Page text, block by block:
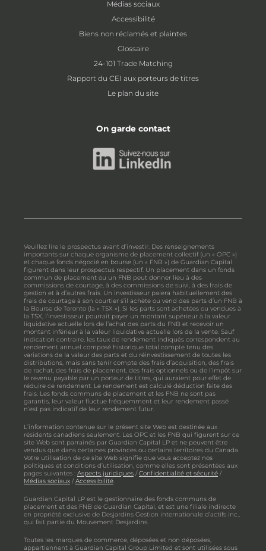
Médias sociaux
Accessibilité
Biens non réclamés et plaintes
Glossaire
24-101 Trade Matching
Rapport du CEI aux porteurs de titres
Le plan du site
On garde contact
Veuillez lire le prospectus avant d’investir. Des renseignements
importants sur chaque organisme de placement collectif (un « OPC »)
et chaque fonds négocié en bourse (un « FNB ») de Guardian Capital
figurent dans leur prospectus respectif. Un placement dans un fonds
commun de placement ou un FNB peut donner lieu à des
commissions de courtage, à des commissions de suivi, à des frais de
gestion et à d’autres frais. Un investisseur paiera habituellement des
frais de courtage à son courtier s’il achète ou vend des parts d’un FNB à
la Bourse de Toronto (la « TSX »). Si les parts sont achetées ou vendues à
la TSX, l’investisseur pourrait payer un montant supérieur à la valeur
liquidative actuelle lors de l’achat des parts du FNB et recevoir un
montant inférieur à la valeur liquidative actuelle lors de la vente. Sauf
indication contraire, les taux de rendement indiqués correspondent au
rendement annuel composé historique total compte tenu des
variations de la valeur des parts et du réinvestissement de toutes les
distributions, mais sans tenir compte des frais d’acquisition, des frais
de rachat, des frais de placement, des frais optionnels ou de l’impôt sur
le revenu payable par un porteur de titres, qui auraient pour effet de
réduire ce rendement. Le rendement est calculé déduction faite des
frais. Les fonds communs de placement et les FNB ne sont pas
garantis, leur valeur fluctue fréquemment et leur rendement passé
n’est pas indicatif de leur rendement futur.
L’information contenue sur le présent site Web est destinée aux
résidents canadiens seulement. Les OPC et les FNB qui figurent sur ce
site Web sont parrainés par Guardian Capital LP et ne peuvent être
vendus que dans certaines provinces ou certains territoires du Canada.
Votre utilisation de ce site Web signifie que vous acceptez nos
politiques et conditions d’utilisation, comme elles sont présentées aux
pages suivantes : Aspects juridiques /Confidentialité et sécurité /
Médias sociaux /Accessibilité.
Guardian Capital LP est le gestionnaire des fonds communs de
placement et des FNB de Guardian Capital, et est une filiale indirecte
en propriété exclusive de Desjardins Gestion internationale d’actifs inc.,
qui fait partie du Mouvement Desjardins.
Toutes les marques de commerce, déposées et non déposées,
appartiennent à Guardian Capital Group Limited et sont utilisées sous